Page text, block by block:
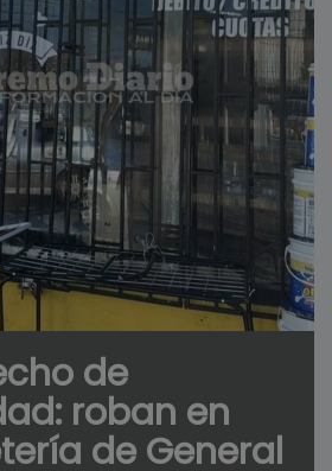
de
roban en
de General